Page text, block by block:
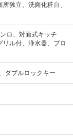
独立、洗面化粧台、
ロ、対面式キッチ
リル付、浄水器、プロ
ダブルロックキー